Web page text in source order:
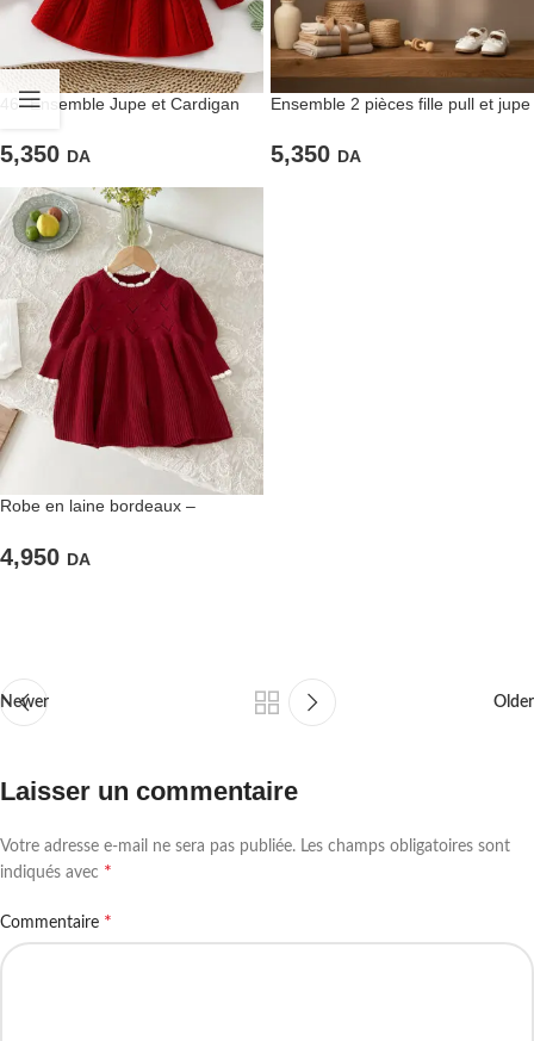
46- Ensemble Jupe et Cardigan
5,350 DA
Ensemble 2 pièces fille pull et jupe
5,350 DA
Robe en laine bordeaux –
4,950 DA
Newer Older
Laisser un commentaire
Votre adresse e-mail ne sera pas publiée. Les champs obligatoires sont
indiqués avec *
Commentaire *